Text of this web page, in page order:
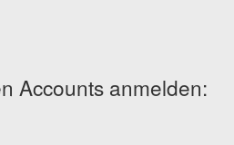
Accounts anmelden: